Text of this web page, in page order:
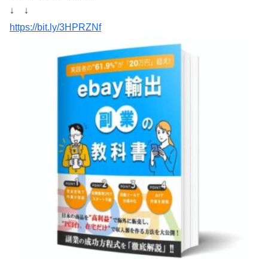
↓ ↓
https://bit.ly/3HPRZNf